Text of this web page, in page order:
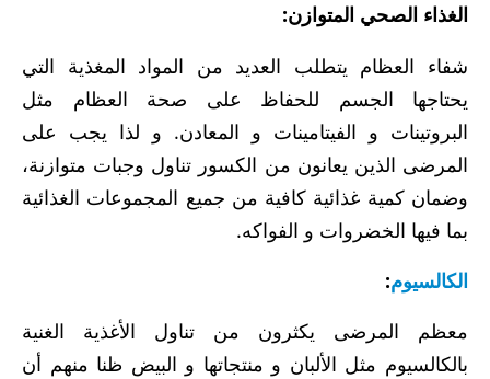
الغذاء الصحي المتوازن:
شفاء العظام يتطلب العديد من المواد المغذية التي
يحتاجها الجسم للحفاظ على صحة العظام مثل
البروتينات و الفيتامينات و المعادن. و لذا يجب على
المرضى الذين يعانون من الكسور تناول وجبات متوازنة،
وضمان كمية غذائية كافية من جميع المجموعات الغذائية
بما فيها الخضروات و الفواكه.
الكالسيوم:
معظم المرضى يكثرون من تناول الأغذية الغنية
بالكالسيوم مثل الألبان و منتجاتها و البيض ظنا منهم أن